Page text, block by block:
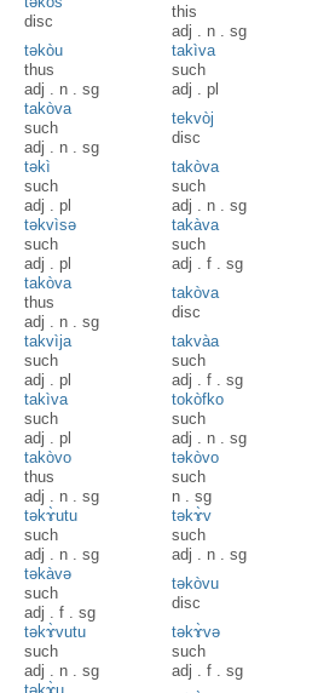
disc
this
adj . n .sg
təkòu
thus
adj . n .sg
takìva
such
adj .pl
takòva
such
adj . n .sg
tekvòj
disc
təkì
such
adj .pl
takòva
such
adj . n .sg
təkvìsə
such
adj .pl
takàva
such
adj .f .sg
takòva
thus
adj . n .sg
takòva
disc
takvìja
such
adj .pl
takvàa
such
adj .f .sg
takìva
such
adj .pl
tokòfko
such
adj . n .sg
takòvo
thus
adj . n .sg
təkòvo
such
n .sg
təkɤ̀utu
such
adj . n .sg
təkɤ̀v
such
adj . n .sg
təkàvə
such
adj .f .sg
təkòvu
disc
təkɤ̀vutu
such
adj . n .sg
təkɤ̀və
such
adj .f .sg